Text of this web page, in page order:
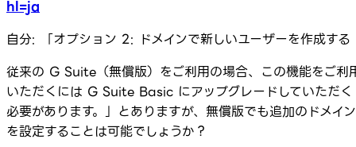
hl=ja
自分: 「オプション 2: ドメインで新しいユーザーを作成する
従来の G Suite（無償版）をご利用の場合、この機能をご利
いただくには G Suite Basic にアップグレードしていただく
必要があります。」とありますが、無償版でも追加のドメイン
を設定することは可能でしょうか？